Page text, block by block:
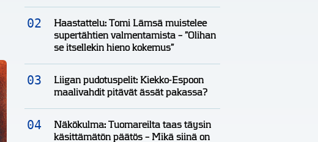
Haastattelu: Tomi Lämsä muistelee
supertähtien valmentamista – ”Olihan
se itsellekin hieno kokemus”
Liigan pudotuspelit: Kiekko-Espoon
maalivahdit pitävät ässät pakassa?
Näkökulma: Tuomareilta taas täysin
käsittämätön päätös – Mikä siinä on